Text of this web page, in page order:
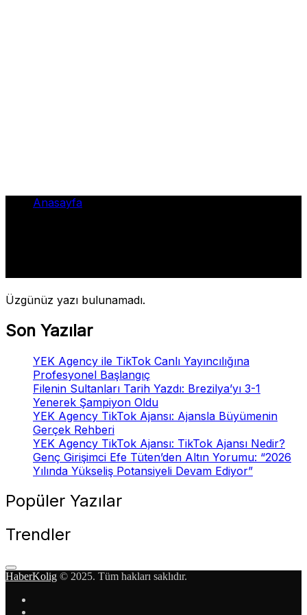
Anasayfa
Üzgünüz yazı bulunamadı.
Son Yazılar
YEK Agency ile TikTok Canlı Yayıncılığına
Profesyonel Başlangıç
Filenin Sultanları Tarih Yazdı: Brezilya’yı 3-1
Yenerek Şampiyon Oldu
YEK Agency TikTok Ajansı: Ajansla Büyümenin
Gerçek Rehberi
YEK Agency TikTok Ajansı: TikTok Ajansı Nedir?
Genç Girişimci Efe Tüten’den Altın Yorumu: “2026
Yılında Yükseliş Potansiyeli Devam Ediyor”
Popüler Yazılar
Trendler
HaberKolig © 2025. Tüm hakları saklıdır.